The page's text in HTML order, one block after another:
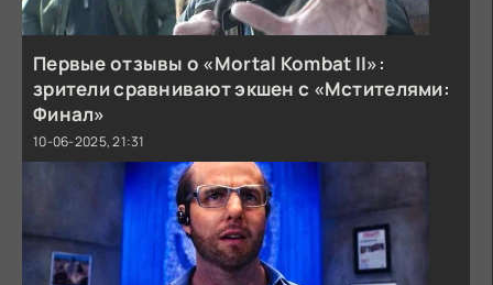
Первые отзывы о «Mortal Kombat II»:
зрители сравнивают экшен с «Мстителями:
Финал»
10-06-2025, 21:31